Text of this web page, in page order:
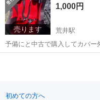
売ります
1,000円
荒井駅
予備にと中古で購入してカバ
わず不要となりました。説明
ないですが、洗ってから時間
初めての方へ